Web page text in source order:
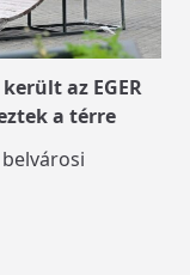
az EGER
a térre